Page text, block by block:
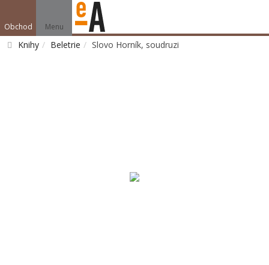
Obchod Menu
Knihy Beletrie Slovo Horník, soudruzi